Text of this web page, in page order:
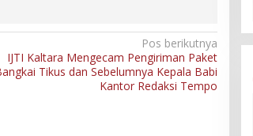
Pos berikutnya
IJTI Kaltara Mengecam Pengiriman Paket
Tikus dan Sebelumnya Kepala Babi
Kantor Redaksi Tempo